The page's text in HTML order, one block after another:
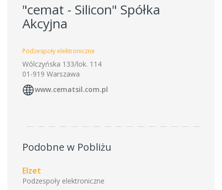
"cemat - Silicon" Spółka
Akcyjna
Podzespoły elektroniczne
Wólczyńska 133/lok. 114
01-919 Warszawa
www.cematsil.com.pl
Podobne w Pobliżu
Elzet
Podzespoły elektroniczne